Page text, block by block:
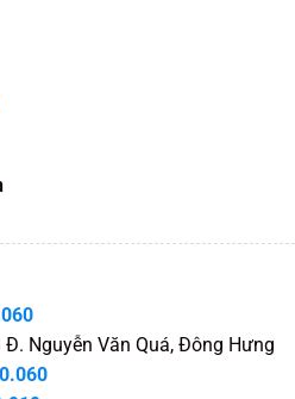
Đ. Nguyễn Văn Quá, Đông Hưng